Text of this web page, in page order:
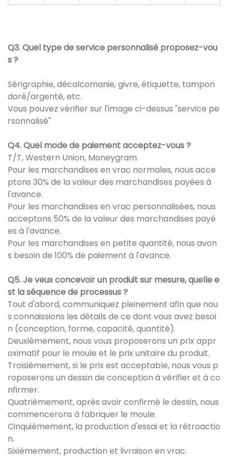
Q3. Quel type de service personnalisé proposez-vou
s ?
Sérigraphie, décalcomanie, givre, étiquette, tampon
doré/argenté, etc.
Vous pouvez vérifier sur l'image ci-dessus "service pe
rsonnalisé"
Q4. Quel mode de paiement acceptez-vous ?
T/T, Western Union, Moneygram.
Pour les marchandises en vrac normales, nous acce
ptons 30% de la valeur des marchandises payées à
l'avance.
Pour les marchandises en vrac personnalisées, nous
acceptons 50% de la valeur des marchandises payé
es à l'avance.
Pour les marchandises en petite quantité, nous avon
s besoin de 100% de paiement à l'avance.
Q5. Je veux concevoir un produit sur mesure, quelle e
st la séquence de processus ?
Tout d'abord, communiquez pleinement afin que nou
s connaissions les détails de ce dont vous avez besoi
n (conception, forme, capacité, quantité).
Deuxièmement, nous vous proposerons un prix appr
oximatif pour le moule et le prix unitaire du produit.
Troisièmement, si le prix est acceptable, nous vous p
roposerons un dessin de conception à vérifier et à co
nfirmer.
Quatrièmement, après avoir confirmé le dessin, nous
commencerons à fabriquer le moule.
Cinquièmement, la production d'essai et la rétroactio
n.
Sixièmement, production et livraison en vrac.